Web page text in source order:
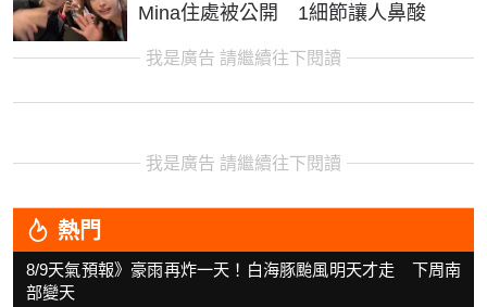
Mina住處被公開 1細節讓人鼻酸
我是廣告 請繼續往下閱讀
我是廣告 請繼續往下閱讀
熱門
8/9天氣預報》豪雨再炸一天！白海豚颱風明天才走 下周南
部變天